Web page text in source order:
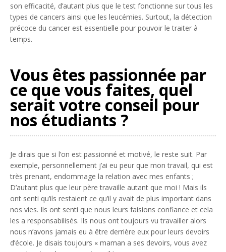
son efficacité, d’autant plus que le test fonctionne sur tous les
types de cancers ainsi que les leucémies. Surtout, la détection
précoce du cancer est essentielle pour pouvoir le traiter à
temps.
Vous êtes passionnée par
ce que vous faites, quel
serait votre conseil pour
nos étudiants ?
Je dirais que si l’on est passionné et motivé, le reste suit. Par
exemple, personnellement j’ai eu peur que mon travail, qui est
très prenant, endommage la relation avec mes enfants ;
D’autant plus que leur père travaille autant que moi ! Mais ils
ont senti qu’ils restaient ce qu’il y avait de plus important dans
nos vies. Ils ont senti que nous leurs faisions confiance et cela
les a responsabilisés. Ils nous ont toujours vu travailler alors
nous n’avons jamais eu à être derrière eux pour leurs devoirs
d’école. Je disais toujours « maman a ses devoirs, vous avez